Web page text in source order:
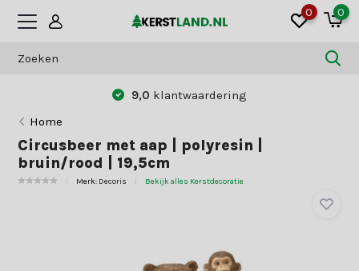
0 0
9,0 klantwaardering
Home
Circusbeer met aap | polyresin |
bruin/rood | 19,5cm
Merk: Decoris Bekijk alles Kerstdecoratie